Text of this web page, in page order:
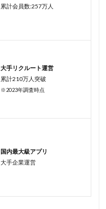
累計会員数:257万人
大手リクルート運営
累計210万人突破
※2023年調査時点
国内最大級アプリ
大手企業運営